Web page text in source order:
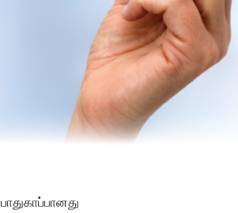
பாதுகாப்பானது